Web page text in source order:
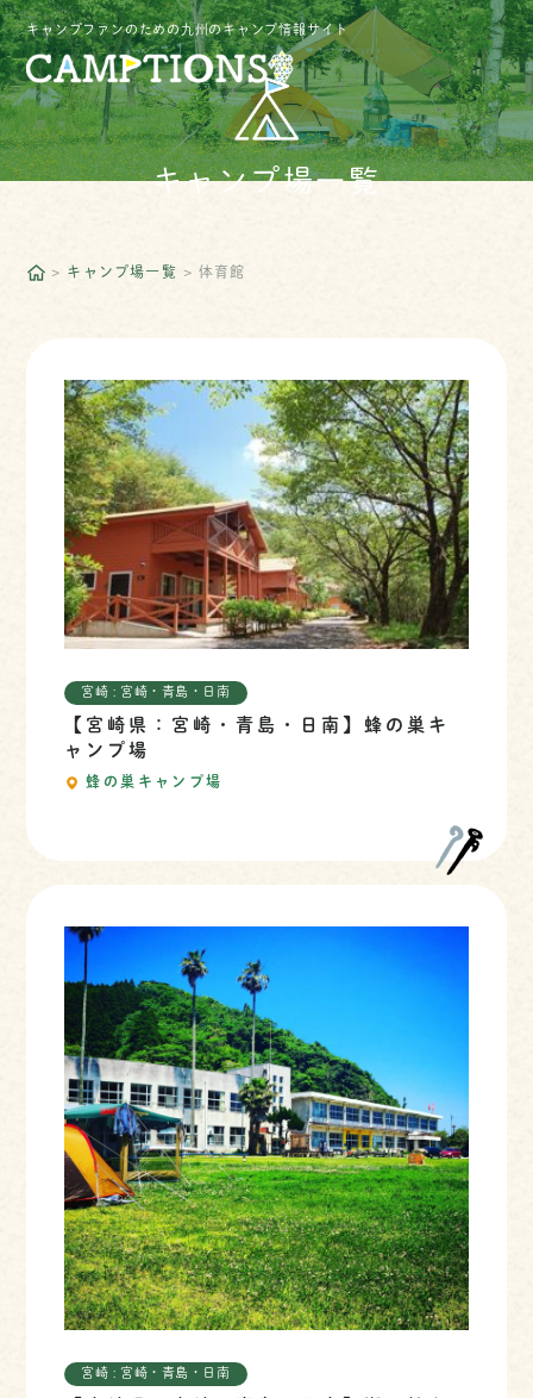
キャンプファンのための九州のキャンプ情報サイト
キャンプ場一覧
キャンプ場一覧 体育館
宮崎 : 宮崎・青島・日南
【宮崎県：宮崎・青島・日南】蜂の巣キ
ャンプ場
蜂の巣キャンプ場
宮崎 : 宮崎・青島・日南